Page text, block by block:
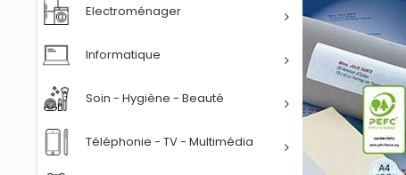
Electroménager
Informatique
Soin - Hygiène - Beauté
Téléphonie - TV - Multimédia